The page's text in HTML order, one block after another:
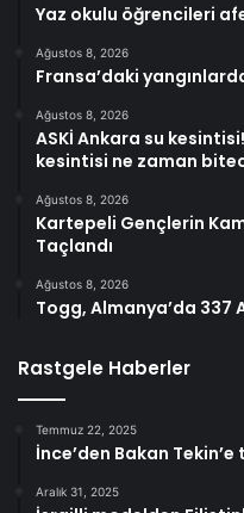
Yaz okulu öğrencileri
Ağustos 8, 2026
Fransa’daki
Ağustos 8, 2026
ASKİ Ankara su
kesintisi ne zaman
Ağustos 8, 2026
Kartepeli Gençlerin
Taçlandı
Ağustos 8, 2026
Togg, Almanya’da 337
Rastgele Haberler
Temmuz 22, 2025
İnce’den Bakan
Aralık 31, 2025